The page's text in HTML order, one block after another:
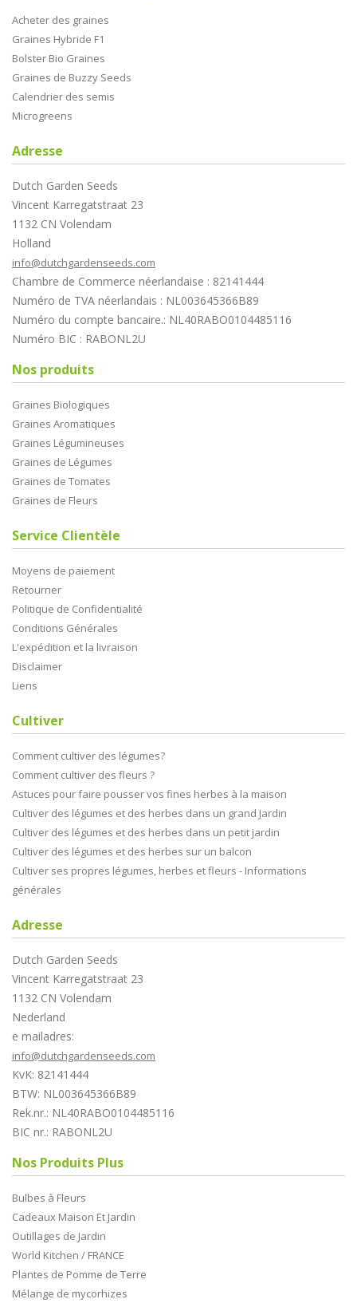
Acheter des graines
Graines Hybride F1
Bolster Bio Graines
Graines de Buzzy Seeds
Calendrier des semis
Microgreens
Adresse
Dutch Garden Seeds
Vincent Karregatstraat 23
1132 CN Volendam
Holland
info@dutchgardenseeds.com
Chambre de Commerce néerlandaise : 82141444
Numéro de TVA néerlandais : NL003645366B89
Numéro du compte bancaire.: NL40RABO0104485116
Numéro BIC : RABONL2U
Nos produits
Graines Biologiques
Graines Aromatiques
Graines Légumineuses
Graines de Légumes
Graines de Tomates
Graines de Fleurs
Service Clientèle
Moyens de paiement
Retourner
Politique de Confidentialité
Conditions Générales
L'expédition et la livraison
Disclaimer
Liens
Cultiver
Comment cultiver des légumes?
Comment cultiver des fleurs ?
Astuces pour faire pousser vos fines herbes à la maison
Cultiver des légumes et des herbes dans un grand Jardin
Cultiver des légumes et des herbes dans un petit jardin
Cultiver des légumes et des herbes sur un balcon
Cultiver ses propres légumes, herbes et fleurs - Informations
générales
Adresse
Dutch Garden Seeds
Vincent Karregatstraat 23
1132 CN Volendam
Nederland
e mailadres:
info@dutchgardenseeds.com
KvK: 82141444
BTW: NL003645366B89
Rek.nr.: NL40RABO0104485116
BIC nr.: RABONL2U
Nos Produits Plus
Bulbes à Fleurs
Cadeaux Maison Et Jardin
Outillages de Jardin
World Kitchen / FRANCE
Plantes de Pomme de Terre
Mélange de mycorhizes